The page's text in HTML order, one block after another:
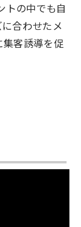
トの中でも自
合わせたメ
客誘導を促